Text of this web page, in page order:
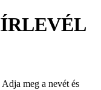
meg a nevét és